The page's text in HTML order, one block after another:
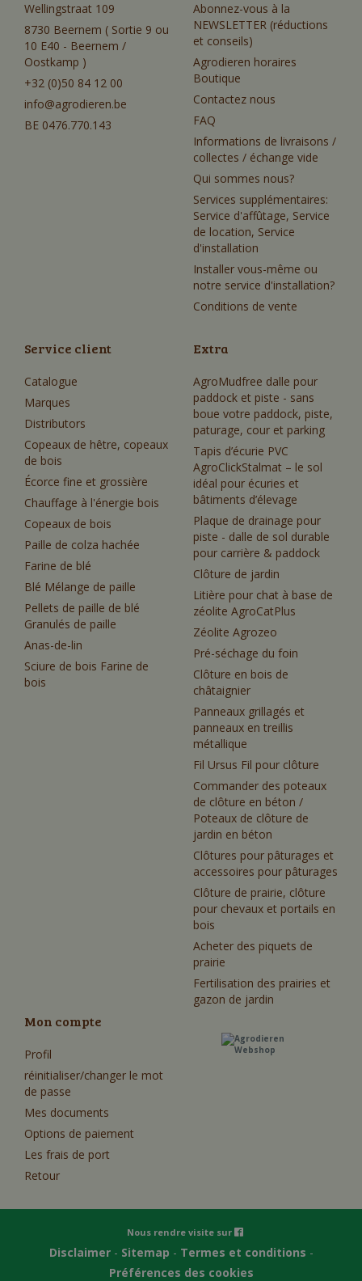
Wellingstraat 109
8730 Beernem ( Sortie 9 ou
10 E40 - Beernem /
Oostkamp )
+32 (0)50 84 12 00
info@agrodieren.be
BE 0476.770.143
Abonnez-vous à la
NEWSLETTER (réductions
et conseils)
Agrodieren horaires
Boutique
Contactez nous
FAQ
Informations de livraisons /
collectes / échange vide
Qui sommes nous?
Services supplémentaires:
Service d'affûtage, Service
de location, Service
d'installation
Installer vous-même ou
notre service d'installation?
Conditions de vente
Service client
Catalogue
Marques
Distributors
Copeaux de hêtre, copeaux
de bois
Écorce fine et grossière
Chauffage à l'énergie bois
Copeaux de bois
Paille de colza hachée
Farine de blé
Blé Mélange de paille
Pellets de paille de blé
Granulés de paille
Anas-de-lin
Sciure de bois Farine de
bois
Extra
AgroMudfree dalle pour
paddock et piste - sans
boue votre paddock, piste,
paturage, cour et parking
Tapis d’écurie PVC
AgroClickStalmat – le sol
idéal pour écuries et
bâtiments d’élevage
Plaque de drainage pour
piste - dalle de sol durable
pour carrière & paddock
Clôture de jardin
Litière pour chat à base de
zéolite AgroCatPlus
Zéolite Agrozeo
Pré-séchage du foin
Clôture en bois de
châtaignier
Panneaux grillagés et
panneaux en treillis
métallique
Fil Ursus Fil pour clôture
Commander des poteaux
de clôture en béton /
Poteaux de clôture de
jardin en béton
Clôtures pour pâturages et
accessoires pour pâturages
Clôture de prairie, clôture
pour chevaux et portails en
bois
Acheter des piquets de
prairie
Fertilisation des prairies et
gazon de jardin
Mon compte
Profil
réinitialiser/changer le mot
de passe
Mes documents
Options de paiement
Les frais de port
Retour
Nous rendre visite sur
Disclaimer- Sitemap - Termes et conditions -
Préférences des cookies